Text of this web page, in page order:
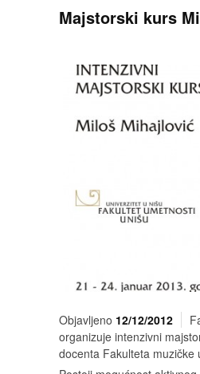
Majstorski kurs
Objavljeno 12/12/2012
organizuje intenzivni
docenta Fakulteta muzičke